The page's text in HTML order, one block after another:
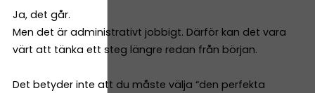
Ja, det går.
Men det är administrativt jobbigt. Därför kan det vara
värt att tänka ett steg längre redan från början.
Det betyder inte att du måste välja “den perfekta